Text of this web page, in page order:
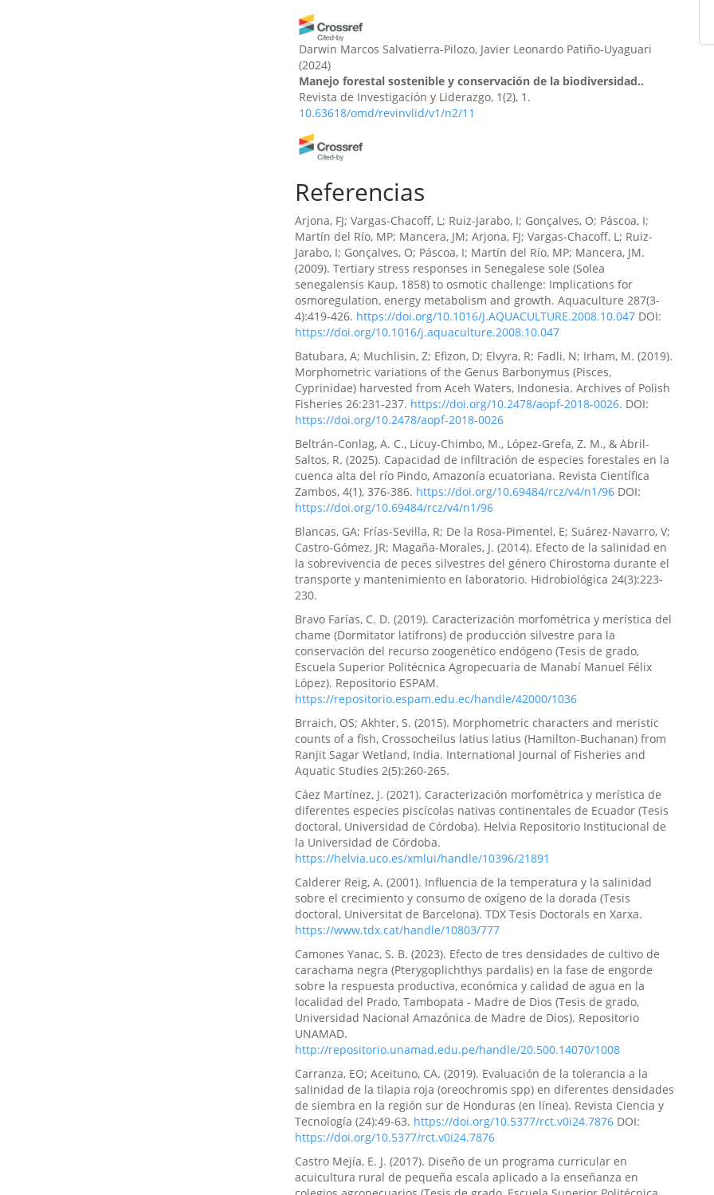
Darwin Marcos Salvatierra-Pilozo, Javier Leonardo Patiño-Uyaguari
(2024)
Manejo forestal sostenible y conservación de la biodiversidad..
Revista de Investigación y Liderazgo, 1(2), 1.
10.63618/omd/revinvlid/v1/n2/11
Manuel Guerrero-Calero
Materiales avanzados para la remediación de derrames de
petróleo. . Revista de Investigación y Liderazgo, 2(1), 34.
10.63618/omd/revinvlid/v2/n1/28
Katherin Clarita Hidalgo-Zambrano, Juan Manuel Guerrero-Calero
(2025)
Interacciones del cambio climático y pérdida de biodiversidad en
ecosistemas vulnerables.. Revista de Investigación y Liderazgo, 2(3),
34.
10.63618/omd/revinvlid/v2/n3/39
Juan Manuel Guerrero-Calero (2025)
Políticas, financiamiento y desafíos regulatorios en la transición
hacia energías limpias en América Latina.. Revista de Investigación y
Liderazgo, 2(2), 61.
10.63618/omd/revinvlid/v2/n2/36
Alfredo Lesvel Castro-Landin, Mónica García-Moreno, Juan Manuel
Guerrero-Calero (2026)
Restauración forestal y biodiversidad frente al cambio climático en
paisajes degradados.
10.55813/gaea/revistacec/v3/n2/5
Ruth Dayra Dahua-Gualinga, Mariana Magdalena Conforme-Garcia,
Maricarmen Dávila-Ulloa, Marjorie Ivonne Mazo-Rodriguez
aislados en suelos impactados por hidrocarburos. Revista Científica
Ciencia y Método, 3(4), 24.
10.55813/gaea/rcym/v3/n4/93
Darwin Marcos Salvatierra-Pilozo (2026)
Restauración forestal y resiliencia climática en ecosistemas
degradados. Revista de Investigación y Liderazgo, 3(2), 34.
10.63618/omd/revinvlid/v3/n2/3
Katherin Clarita Hidalgo-Zambrano, Mayra Lisette Zapata-Velasco
(2025)
Tendencias recientes de la justicia ambiental y conflictos
socioecológicos en América Latina. Revista de Investigación y
Liderazgo, 2(2), 1.
10.63618/omd/revinvlid/v2/n2/31
Mayra Lisette Zapata-Velasco, Katherin Clarita Hidalgo-Zambrano
(2026)
Enfoques, indicadores y efectividad de la restauración ecológica de
ecosistemas degradados. Revista de Investigación y Liderazgo, 3(2),
50.
10.63618/omd/revinvlid/v3/n2/4
Katherin Clarita Hidalgo-Zambrano, Juan Manuel Guerrero-Calero,
Referencias
Arjona, FJ; Vargas-Chacoff, L; Ruiz-Jarabo, I; Gonçalves, O; Páscoa, I;
Martín del Río, MP; Mancera, JM; Arjona, FJ; Vargas-Chacoff, L; Ruiz-
Jarabo, I; Gonçalves, O; Páscoa, I; Martín del Río, MP; Mancera, JM.
(2009). Tertiary stress responses in Senegalese sole (Solea
senegalensis Kaup, 1858) to osmotic challenge: Implications for
osmoregulation, energy metabolism and growth. Aquaculture 287(3-
4):419-426. https://doi.org/10.1016/J.AQUACULTURE.2008.10.047 DOI:
https://doi.org/10.1016/j.aquaculture.2008.10.047
Batubara, A; Muchlisin, Z; Efizon, D; Elvyra, R; Fadli, N; Irham, M. (2019).
Morphometric variations of the Genus Barbonymus (Pisces,
Cyprinidae) harvested from Aceh Waters, Indonesia. Archives of Polish
Fisheries 26:231-237. https://doi.org/10.2478/aopf-2018-0026. DOI:
https://doi.org/10.2478/aopf-2018-0026
Beltrán-Conlag, A. C., Licuy-Chimbo, M., López-Grefa, Z. M., & Abril-
Saltos, R. (2025). Capacidad de infiltración de especies forestales en la
cuenca alta del río Pindo, Amazonía ecuatoriana. Revista Científica
Zambos, 4(1), 376-386. https://doi.org/10.69484/rcz/v4/n1/96 DOI:
https://doi.org/10.69484/rcz/v4/n1/96
Blancas, GA; Frías-Sevilla, R; De la Rosa-Pimentel, E; Suárez-Navarro, V;
Castro-Gómez, JR; Magaña-Morales, J. (2014). Efecto de la salinidad en
la sobrevivencia de peces silvestres del género Chirostoma durante el
transporte y mantenimiento en laboratorio. Hidrobiológica 24(3):223-
230.
Bravo Farías, C. D. (2019). Caracterización morfométrica y merística del
chame (Dormitator latifrons) de producción silvestre para la
conservación del recurso zoogenético endógeno (Tesis de grado,
Escuela Superior Politécnica Agropecuaria de Manabí Manuel Félix
López). Repositorio ESPAM.
https://repositorio.espam.edu.ec/handle/42000/1036
Brraich, OS; Akhter, S. (2015). Morphometric characters and meristic
counts of a fish, Crossocheilus latius latius (Hamilton-Buchanan) from
Ranjit Sagar Wetland, India. International Journal of Fisheries and
Aquatic Studies 2(5):260-265.
Cáez Martínez, J. (2021). Caracterización morfométrica y merística de
diferentes especies piscícolas nativas continentales de Ecuador (Tesis
doctoral, Universidad de Córdoba). Helvia Repositorio Institucional de
la Universidad de Córdoba.
https://helvia.uco.es/xmlui/handle/10396/21891
Calderer Reig, A. (2001). Influencia de la temperatura y la salinidad
sobre el crecimiento y consumo de oxígeno de la dorada (Tesis
doctoral, Universitat de Barcelona). TDX Tesis Doctorals en Xarxa.
https://www.tdx.cat/handle/10803/777
Camones Yanac, S. B. (2023). Efecto de tres densidades de cultivo de
carachama negra (Pterygoplichthys pardalis) en la fase de engorde
sobre la respuesta productiva, económica y calidad de agua en la
localidad del Prado, Tambopata - Madre de Dios (Tesis de grado,
Universidad Nacional Amazónica de Madre de Dios). Repositorio
UNAMAD.
http://repositorio.unamad.edu.pe/handle/20.500.14070/1008
Carranza, EO; Aceituno, CA. (2019). Evaluación de la tolerancia a la
salinidad de la tilapia roja (oreochromis spp) en diferentes densidades
de siembra en la región sur de Honduras (en línea). Revista Ciencia y
Tecnología (24):49-63. https://doi.org/10.5377/rct.v0i24.7876 DOI:
https://doi.org/10.5377/rct.v0i24.7876
Castro Mejía, E. J. (2017). Diseño de un programa curricular en
acuicultura rural de pequeña escala aplicado a la enseñanza en